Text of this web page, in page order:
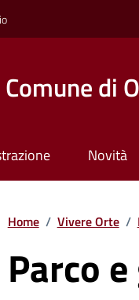
Comune di
Novità
Home / Vivere Orte /
Parco